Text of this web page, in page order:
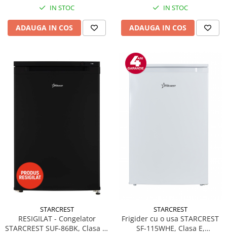
IN STOC
ADAUGA IN COS
IN STOC
ADAUGA IN COS
STARCREST
RESIGILAT - Congelator
STARCREST SUF-86BK, Clasa E,
STARCREST
Frigider cu o usa STARCREST
SF-115WHE, Clasa E,